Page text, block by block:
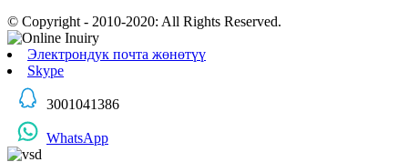
© Copyright - 2010-2020: All Rights Reserved.
Электрондук почта жөнөтүү
Skype
3001041386
WhatsApp